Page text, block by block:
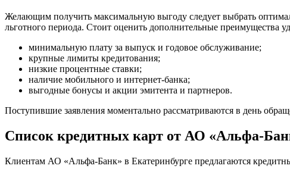
Желающим получить максимальную выгоду следует выбрать
льготного периода. Стоит оценить дополнительные преимущества
минимальную плату за выпуск и годовое обслуживание;
крупные лимиты кредитования;
низкие процентные ставки;
наличие мобильного и интернет-банка;
выгодные бонусы и акции эмитента и партнеров.
Поступившие заявления моментально рассматриваются в день
Список кредитных карт от АО «Альфа-
Клиентам АО «Альфа-Банк» в Екатеринбурге предлагаются